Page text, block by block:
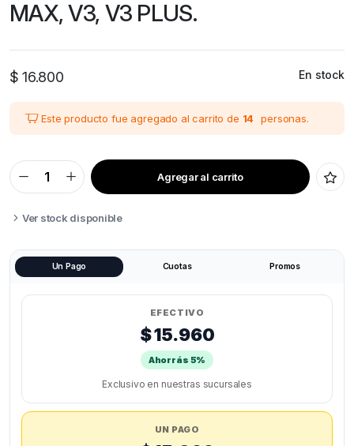
MAX, V3, V3 PLUS.
$ 16.800 En stock
Este producto fue agregado al carrito de 14 personas.
RESISTENCIA
CERAMICA
V3
KE,
K1C,
K1
MAX,
V3,
PLUS.
Agregar al carrito
Ver stock disponible
Un Pago Cuotas Promos
EFECTIVO
$ 15.960
Ahorrás 5%
Exclusivo en nuestras sucursales
UN PAGO